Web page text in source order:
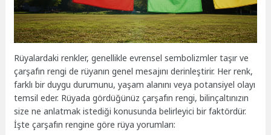
Rüyalardaki renkler, genellikle evrensel sembolizmler taşır ve
çarşafın rengi de rüyanın genel mesajını derinleştirir. Her renk,
farklı bir duygu durumunu, yaşam alanını veya potansiyel olayı
temsil eder. Rüyada gördüğünüz çarşafın rengi, bilinçaltınızın
size ne anlatmak istediği konusunda belirleyici bir faktördür.
İşte çarşafın rengine göre rüya yorumları: